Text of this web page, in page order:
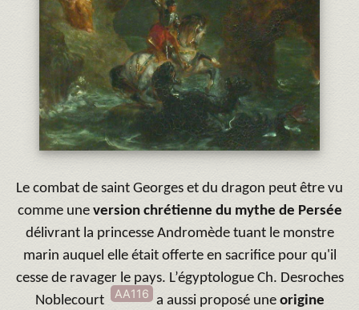
Le combat de saint Georges et du dragon peut être vu
comme une version chrétienne du mythe de Persée
délivrant la princesse Andromède tuant le monstre
marin auquel elle était offerte en sacrifice pour qu'il
cesse de ravager le pays. L’égyptologue Ch. Desroches
Noblecourt
AA116 a aussi proposé une origine